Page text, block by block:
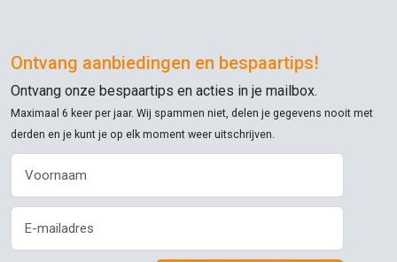
Ontvang aanbiedingen en bespaartips!
Ontvang onze bespaartips en acties in je mailbox.
Maximaal 6 keer per jaar. Wij spammen niet, delen je gegevens nooit met
derden en je kunt je op elk moment weer uitschrijven.